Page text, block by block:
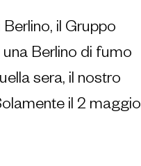
il Gruppo
Berlino di fumo
sera, il nostro
il 2 maggio